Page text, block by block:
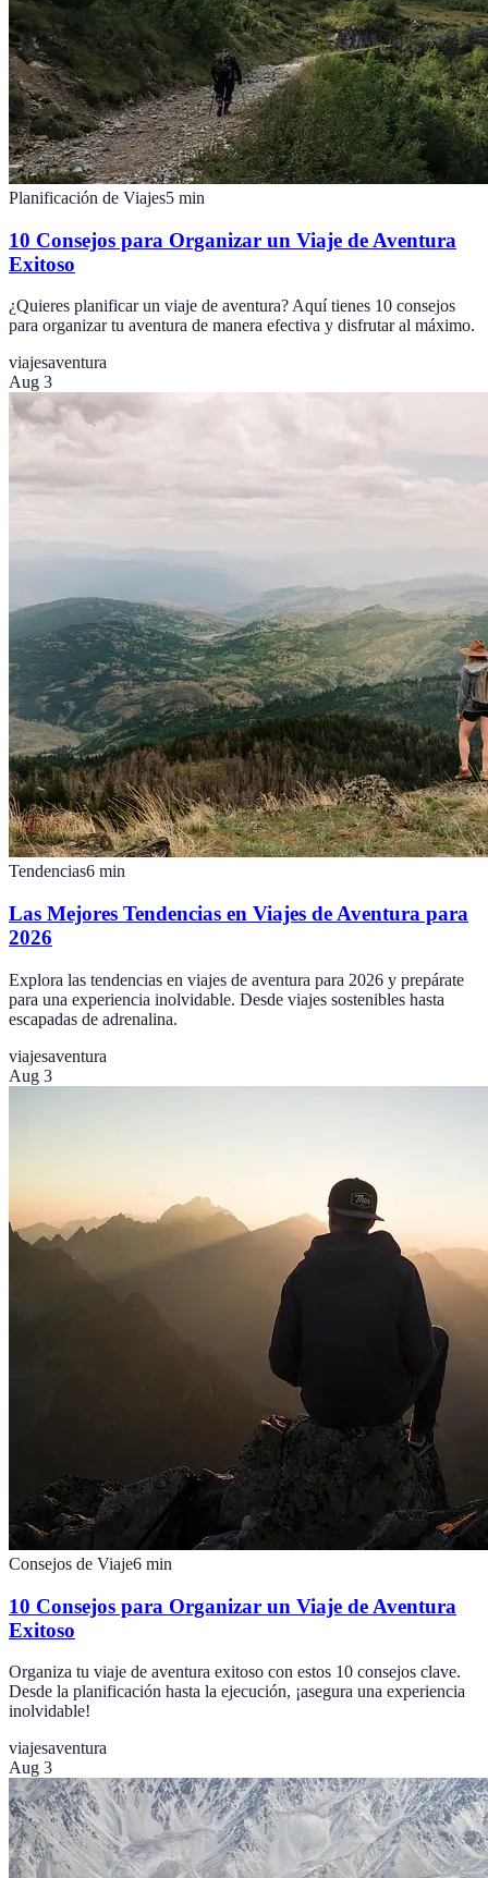
Planificación de Viajes5 min
10 Consejos para Organizar un Viaje de Aventura
Exitoso
¿Quieres planificar un viaje de aventura? Aquí tienes 10 consejos
para organizar tu aventura de manera efectiva y disfrutar al máximo.
viajesaventura
Aug 3
Tendencias6 min
Las Mejores Tendencias en Viajes de Aventura para
2026
Explora las tendencias en viajes de aventura para 2026 y prepárate
para una experiencia inolvidable. Desde viajes sostenibles hasta
escapadas de adrenalina.
viajesaventura
Aug 3
Consejos de Viaje6 min
10 Consejos para Organizar un Viaje de Aventura
Exitoso
Organiza tu viaje de aventura exitoso con estos 10 consejos clave.
Desde la planificación hasta la ejecución, ¡asegura una experiencia
inolvidable!
viajesaventura
Aug 3